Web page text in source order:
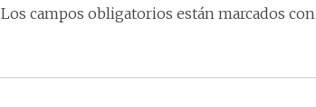
Los campos obligatorios están marcados con